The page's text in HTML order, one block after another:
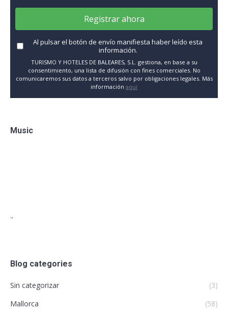
Registrar ahora
Al pulsar el botón de envío manifiesta haber leído esta
información.
TURISMO Y HOTELES DE BALEARES, S.L. gestiona, en base a su
consentimiento, una lista de difusión con fines comerciales. No
comunicaremos sus datos a terceros salvo por obligaciones legales. Más
información aquí
Music
"
Blog categories
Sin categorizar
(3)
Mallorca
(58)